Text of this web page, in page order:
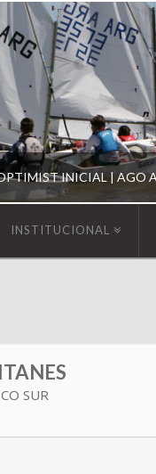
INSTITUCIONAL
SUR